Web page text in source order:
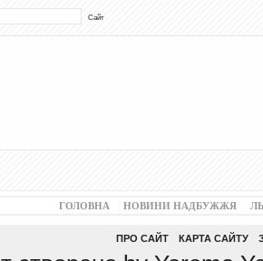
Сайт
ГОЛОВНА НОВИНИ НАДБУЖЖЯ
ПРО САЙТ КАРТА САЙТУ